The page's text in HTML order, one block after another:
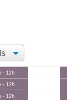
- 12h
- 12h
- 12h